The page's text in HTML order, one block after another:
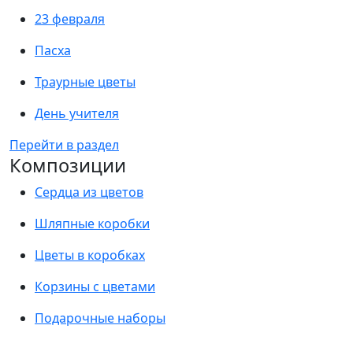
23 февраля
Пасха
Траурные цветы
День учителя
Перейти в раздел
Композиции
Сердца из цветов
Шляпные коробки
Цветы в коробках
Корзины с цветами
Подарочные наборы